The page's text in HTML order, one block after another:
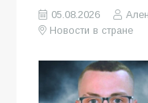
05.08.2026
Новости в стране